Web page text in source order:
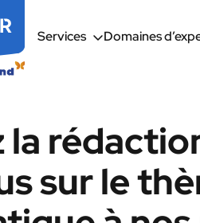
Services Domaines
la
sur le